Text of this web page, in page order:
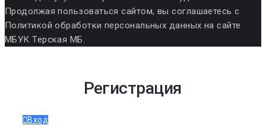
Продолжая пользоваться сайтом, вы соглашаетесь с
Политикой обработки персональных данных на сайте
МБУК Терская МБ.
Регистрация
Вход